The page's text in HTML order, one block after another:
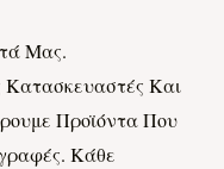
Μας.
Και
Προϊόντα Που
Κάθε